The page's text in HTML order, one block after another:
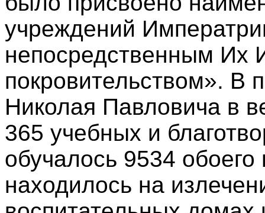
учреждений
непосредственным Их
покровительством». В
Николая Павловича в
365 учебных и
обучалось 9534
находилось на